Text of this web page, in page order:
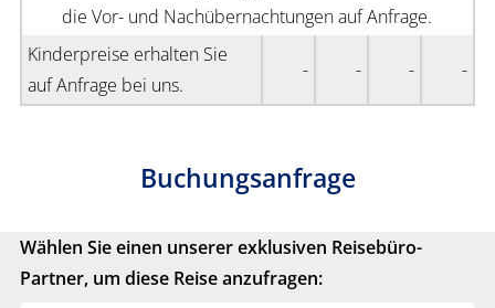
die Vor- und Nachübernachtungen auf Anfrage.
Kinderpreise erhalten Sie
auf Anfrage bei uns.
- - - -
Buchungsanfrage
Wählen Sie einen unserer exklusiven Reisebüro-
Partner, um diese Reise anzufragen: